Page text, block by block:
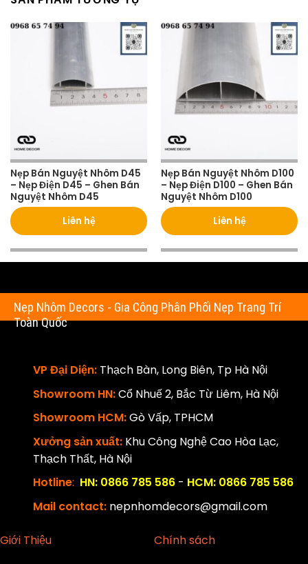
Nẹp Bán Nguyệt Nhôm D45
– Nẹp Điện D45 – Ghen Bán
Nguyệt Nhôm D45
Liên hệ
Nẹp Bán Nguyệt Nhôm D100
– Nẹp Điện D100 – Ghen Bán
Nguyệt Nhôm D100
Liên hệ
Nẹp Nhôm Decors - Gia Công Phân Phối Nẹp Trang Trí
Toàn Quốc
VP Đại Diện: Thạch Bàn, Long Biên, Tp Hà Nội
Showroom HN:Cổ Nhuế 2, Bắc Từ Liêm, Hà Nội
Showroom HCM:Gò Vấp, TPHCM
Xưởng sản xuất: Khu Công Nghệ Cao Hòa Lạc,
Thạch Thất, Hà Nội
Hotline: HN: 0866 785 586 - HCM: 0866 785 586
Mail contact: nepnhomdecors@gmail.com
Giới Thiệu
Chính sách